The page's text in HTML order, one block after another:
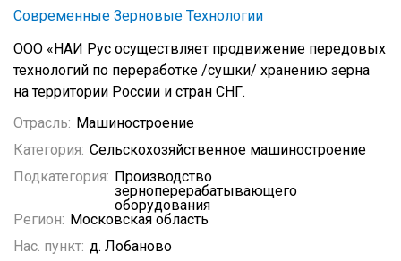
Современные Зерновые Технологии
ООО «НАИ Рус осуществляет продвижение передовых
технологий по переработке /сушки/ хранению зерна
на территории России и стран СНГ.
Отрасль: Машиностроение
Категория: Сельскохозяйственное машиностроение
Подкатегория: Производство
зерноперерабатывающего
оборудования
Регион: Московская область
Нас. пункт: д. Лобаново